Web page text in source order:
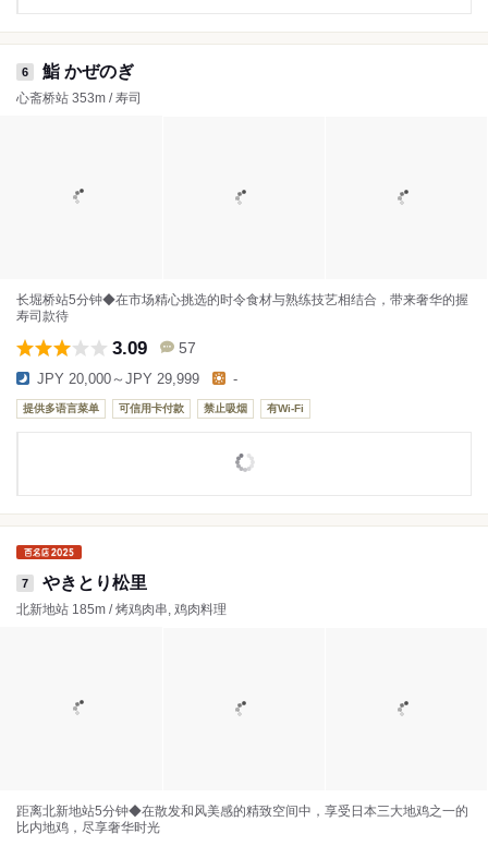
6 鮨 かぜのぎ
心斋桥站 353m / 寿司
长堀桥站5分钟◆在市场精心挑选的时令食材与熟练技艺相结合，带来奢华的握
寿司款待
3.09 57
JPY 20,000～JPY 29,999 -
提供多语言菜单 可信用卡付款 禁止吸烟 有Wi-Fi
7 やきとり松里
北新地站 185m / 烤鸡肉串, 鸡肉料理
距离北新地站5分钟◆在散发和风美感的精致空间中，享受日本三大地鸡之一的
比内地鸡，尽享奢华时光